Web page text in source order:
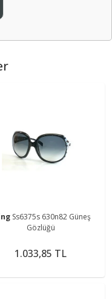
Ss6375s 630n82 Güneş
Gözlüğü
1.033,85 TL